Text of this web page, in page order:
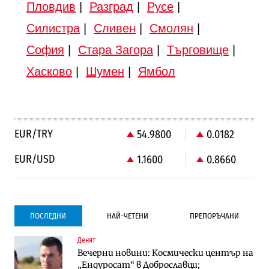
Пловдив Разград Русе|
Силистра| Сливен Смолян
София
Стара Загора| Търговище|
Хасково| Шумен Ямбол
EUR/TRY 54.9800
0.0182
EUR/USD
1.1600 0.8660
ПОСЛЕДНИ НАЙ-ЧЕТЕНИ ПРЕПОРЪЧАНИ
Денят
Вечерни новини: Космически център на
„Ендуросат“ в Доброславци;
Градоустройство
Столична община избра изпълнител за
преместването на трамвайното
Компании
Vivacom предлага над 150 устройства с
90% отстъпка през август